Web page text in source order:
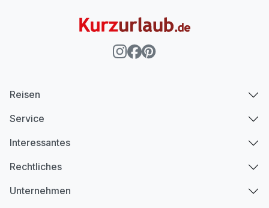
Reisen
Service
Interessantes
Rechtliches
Unternehmen